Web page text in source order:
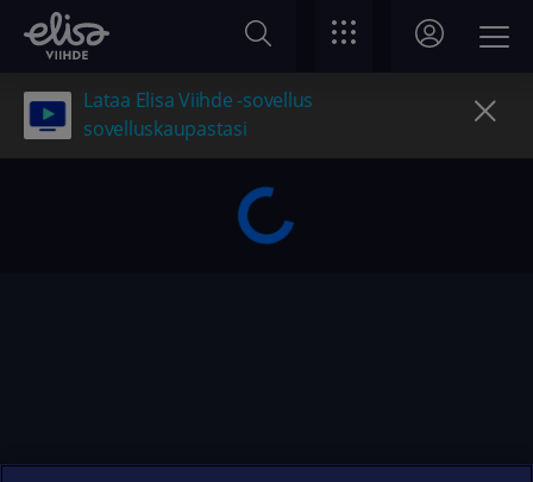
Lataa Elisa Viihde -sovellus
sovelluskaupastasi